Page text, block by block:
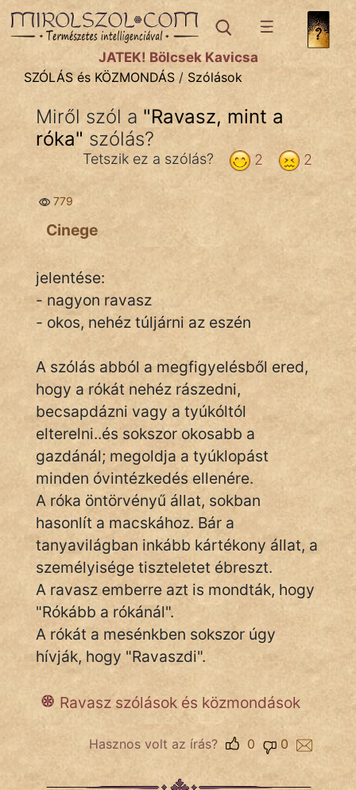
SZÓLÁS ÉS KÖZMONDÁStémák:
Bibliai
Közmondások
Szállóigék
Szóláscsoportok
Szólások
Tréfás
IRODALOM
SZÓLÁS
És
KÖZMONDÁS
PSZICHO
ZENE
FILM
ÉLETMÓD
MAGYARSÁG
TÖRTÉNELEM
Népszerű szerzőink:
JÁTÉK! Bölcsek Kavicsa
SZÓLÁS és KÖZMONDÁS / Szólások
Miről szól a "Ravasz, mint a
róka" szólás?
2
2
Tetszik ez a szólás?
779
Cinege
jelentése:
- nagyon ravasz
- okos, nehéz túljárni az eszén
A szólás abból a megfigyelésből ered,
hogy a rókát nehéz rászedni,
becsapdázni vagy a tyúkóltól
elterelni..és sokszor okosabb a
gazdánál; megoldja a tyúklopást
minden óvintézkedés ellenére.
A róka öntörvényű állat, sokban
hasonlít a macskához. Bár a
tanyavilágban inkább kártékony állat, a
személyisége tiszteletet ébreszt.
A ravasz emberre azt is mondták, hogy
"Rókább a rókánál".
A rókát a mesénkben sokszor úgy
hívják, hogy "Ravaszdi".
Ravasz szólások és közmondások
Hasznos volt az írás? 0
0